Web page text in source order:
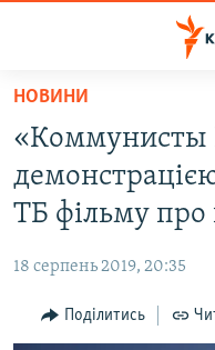
Перейти
основного
матеріалу
Перейти
до
основної
навігації
Перейти
до
ВОДА.КРИМ
ВІДЕО ТА ФОТО
БЛОГИ
ПОГЛЯД
НОВИНИ
«Коммунисты
ТБ фільму про
18 серпень 2019, 20:35
Поділитись